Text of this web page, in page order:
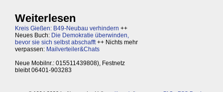
Weiterlesen
Kreis Gießen: B49-Neubau verhindern ++
Neues Buch: Die Demokratie überwinden,
bevor sie sich selbst abschafft++ Nichts mehr
verpassen: Mailverteiler&Chats
Neue Mobilnr.: 015511439808), Festnetz
bleibt 06401-903283